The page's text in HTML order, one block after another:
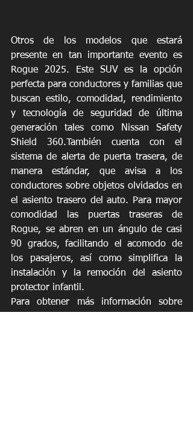
Otros de los modelos que estará
presente en tan importante evento es
Rogue 2025. Este SUV es la opción
perfecta para conductores y familias que
buscan estilo, comodidad, rendimiento
y tecnología de seguridad de última
generación tales como Nissan Safety
Shield 360.También cuenta con el
sistema de alerta de puerta trasera, de
manera estándar, que avisa a los
conductores sobre objetos olvidados en
el asiento trasero del auto. Para mayor
comodidad las puertas traseras de
Rogue, se abren en un ángulo de casi
90 grados, facilitando el acomodo de
los pasajeros, así como simplifica la
instalación y la remoción del asiento
protector infantil.
Para obtener más información sobre